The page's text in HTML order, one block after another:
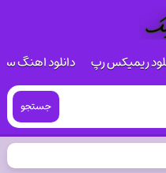
ریمیکس رپ دانلود اهنگ
جستجو